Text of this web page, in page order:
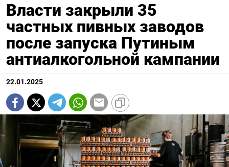
Власти закрыли 35
частных пивных заводов
после запуска Путиным
антиалкогольной кампании
22.01.2025